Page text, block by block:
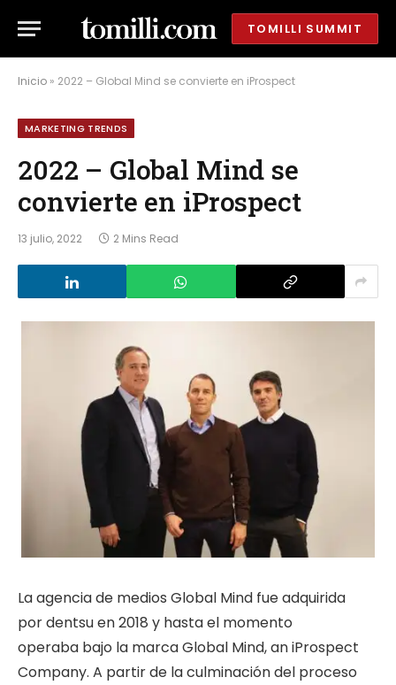
TOMILLI SUMMIT
Inicio » 2022 – Global Mind se convierte en iProspect
MARKETING TRENDS
2022 – Global Mind se
convierte en iProspect
13 julio, 2022 2 Mins Read
La agencia de medios Global Mind fue adquirida
por dentsu en 2018 y hasta el momento
operaba bajo la marca Global Mind, an iProspect
Company. A partir de la culminación del proceso